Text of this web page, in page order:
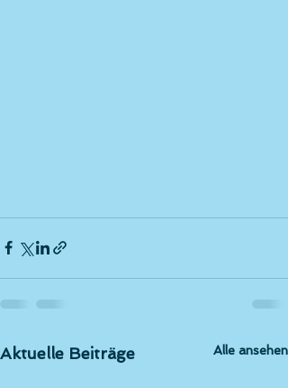
Aktuelle Beiträge Alle ansehen